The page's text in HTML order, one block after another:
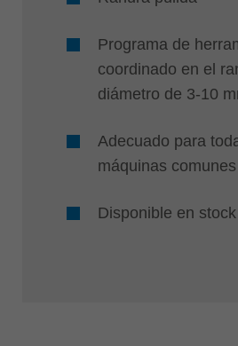
Programa de
coordinado en el
diámetro de 3-10
Adecuado para
máquinas comunes
Disponible en stock